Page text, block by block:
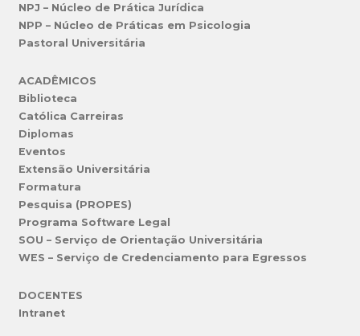
NPJ – Núcleo de Prática Jurídica
NPP – Núcleo de Práticas em Psicologia
Pastoral Universitária
ACADÊMICOS
Biblioteca
Católica Carreiras
Diplomas
Eventos
Extensão Universitária
Formatura
Pesquisa (PROPES)
Programa Software Legal
SOU – Serviço de Orientação Universitária
WES – Serviço de Credenciamento para Egressos
DOCENTES
Intranet